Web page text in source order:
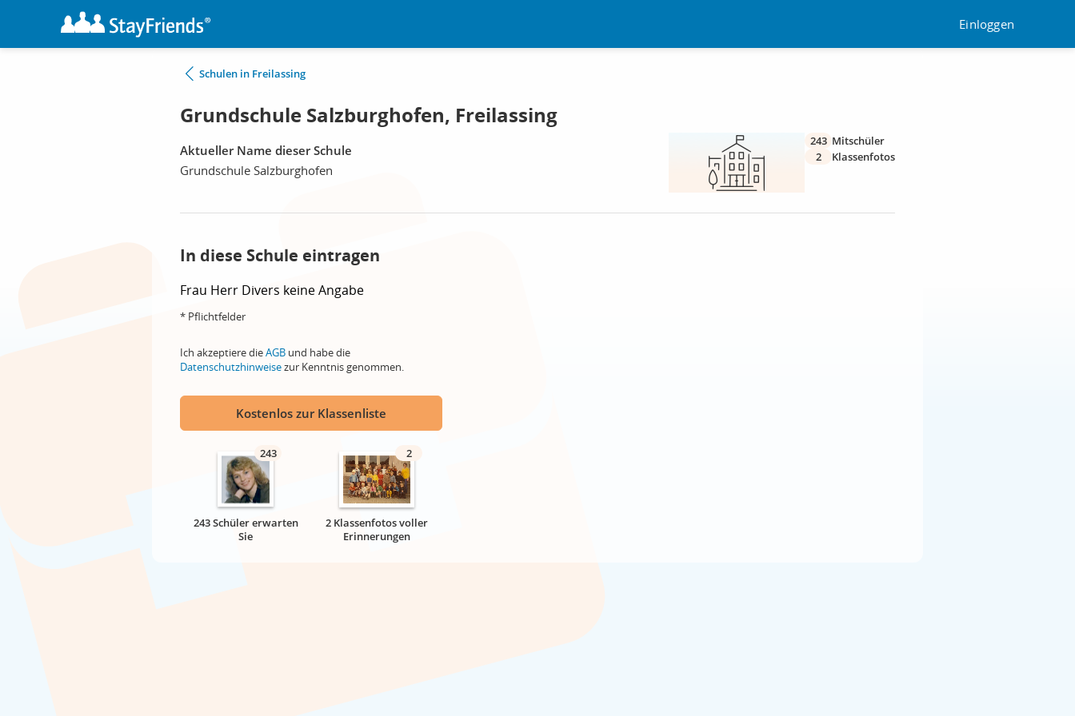
Einloggen
Schulen in Freilassing
Grundschule Salzburghofen, Freilassing
Aktueller Name dieser Schule
Grundschule Salzburghofen
243 Mitschüler
2
Klassenfotos
In diese Schule eintragen
Frau Herr Divers keine Angabe
* Pflichtfelder
Ich akzeptiere dieAGB und habe die
Datenschutzhinweisezur Kenntnis genommen.
Kostenlos zur Klassenliste
243
243 Schüler erwarten
Sie
2
2 Klassenfotos voller
Erinnerungen